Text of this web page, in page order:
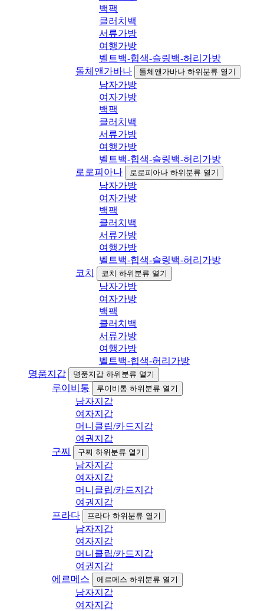
백팩
클러치백
서류가방
여행가방
벨트백-힙색-슬링백-허리가방
돌체앤가바나
돌체앤가바나 하위분류 열기
남자가방
여자가방
백팩
클러치백
서류가방
여행가방
벨트백-힙색-슬링백-허리가방
로로피아나
로로피아나 하위분류 열기
남자가방
여자가방
백팩
클러치백
서류가방
여행가방
벨트백-힙색-슬링백-허리가방
코치
코치 하위분류 열기
남자가방
여자가방
백팩
클러치백
서류가방
여행가방
벨트백-힙색-허리가방
명품지갑
명품지갑 하위분류 열기
루이비통 루이비통 하위분류 열기
남자지갑
여자지갑
머니클립/카드지갑
여권지갑
구찌
구찌 하위분류 열기
남자지갑
여자지갑
머니클립/카드지갑
여권지갑
프라다
프라다 하위분류 열기
남자지갑
여자지갑
머니클립/카드지갑
여권지갑
에르메스
에르메스 하위분류 열기
남자지갑
여자지갑